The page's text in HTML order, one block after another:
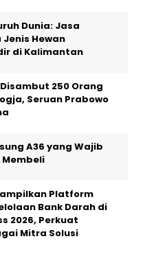
Dunia: Jasa
Hewan
di Kalimantan
250 Orang
Seruan Prabowo
A36 yang Wajib
Platform
Bank Darah di
2026, Perkuat
Mitra Solusi